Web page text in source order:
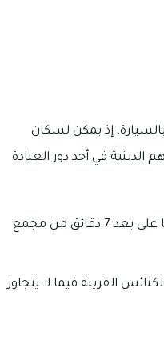
في نطاق المناطق القريبة من المجمع فيما لا يتجاوز 30 دقيقة بالسيارة، إذ يمكن لسكان
الدينية في أحد دور العبادة
أقرب المساجد للمجمع هما مسجدا السلام والمرابع العربية، ويقع كلاهما على بعد 7 دقائق من مجمع
القريبة فيما لا يتجاوز